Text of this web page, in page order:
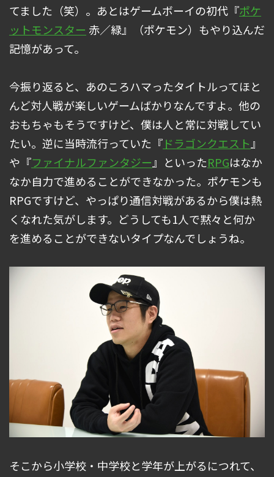
てました（笑）。あとはゲームボーイの初代『ポケ
ットモンスター 赤／緑』（ポケモン）もやり込んだ
記憶があって。
今振り返ると、あのころハマったタイトルってほと
んど対人戦が楽しいゲームばかりなんですよ。他の
おもちゃもそうですけど、僕は人と常に対戦してい
たい。逆に当時流行っていた『ドラゴンクエスト 』
や『ファイナルファンタジー 』といったRPGはなか
なか自力で進めることができなかった。ポケモンも
RPGですけど、やっぱり通信対戦があるから僕は熱
くなれた気がします。どうしても1人で黙々と何か
を進めることができないタイプなんでしょうね。
そこから小学校・中学校と学年が上がるにつれて、